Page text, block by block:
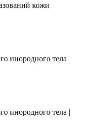
кожи
инородного тела
инородного тела |